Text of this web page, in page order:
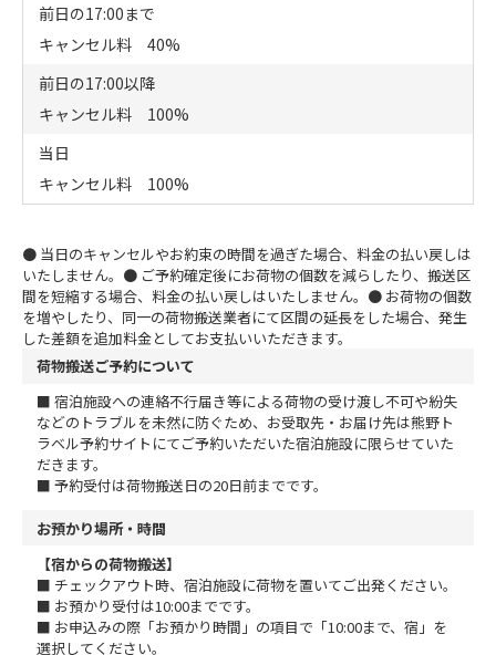
前日の17:00まで
キャンセル料 40%
前日の17:00以降
キャンセル料 100%
当日
キャンセル料 100%
● 当日のキャンセルやお約束の時間を過ぎた場合、料金の払い戻しは
いたしません。 ● ご予約確定後にお荷物の個数を減らしたり、搬送区
間を短縮する場合、料金の払い戻しはいたしません。 ● お荷物の個数
を増やしたり、同一の荷物搬送業者にて区間の延長をした場合、発生
した差額を追加料金としてお支払いいただきます。
荷物搬送ご予約について
■ 宿泊施設への連絡不行届き等による荷物の受け渡し不可や紛失
などのトラブルを未然に防ぐため、お受取先・お届け先は熊野ト
ラベル予約サイトにてご予約いただいた宿泊施設に限らせていた
だきます。
■ 予約受付は荷物搬送日の20日前までです。
お預かり場所・時間
【宿からの荷物搬送】
■ チェックアウト時、宿泊施設に荷物を置いてご出発ください。
■ お預かり受付は10:00までです。
■ お申込みの際「お預かり時間」の項目で「10:00まで、宿」を
選択してください。